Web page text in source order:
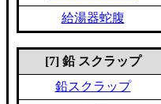
給湯器蛇腹
[7] 鉛 スクラップ
鉛スクラップ